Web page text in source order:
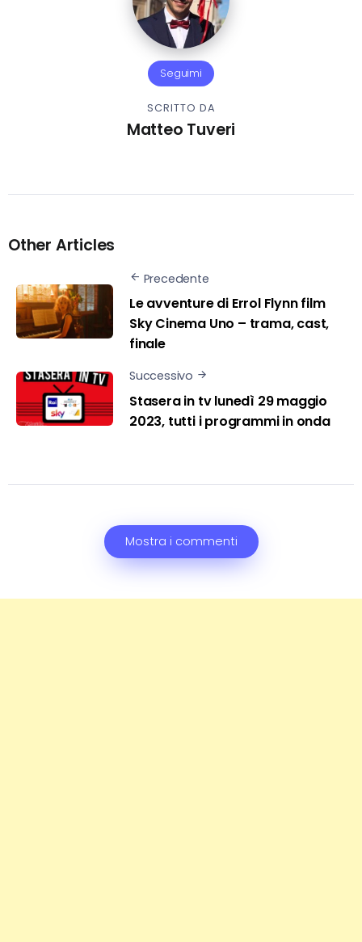
Seguimi
SCRITTO DA
Matteo Tuveri
Other Articles
Precedente
Le avventure di Errol Flynn film
Sky Cinema Uno – trama, cast,
finale
Successivo
Stasera in tv lunedì 29 maggio
2023, tutti i programmi in onda
Mostra i commenti